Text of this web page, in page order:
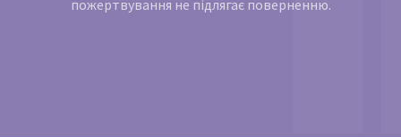
пожертвування не підлягає поверненню.